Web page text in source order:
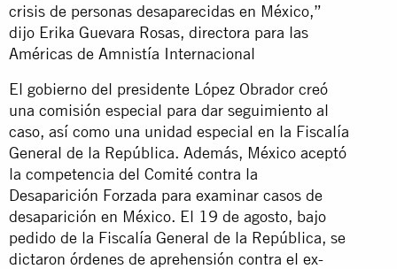
crisis de personas desaparecidas en México,”
dijo Erika Guevara Rosas, directora para las
Américas de Amnistía Internacional
El gobierno del presidente López Obrador creó
una comisión especial para dar seguimiento al
caso, así como una unidad especial en la Fiscalía
General de la República. Además, México aceptó
la competencia del Comité contra la
Desaparición Forzada para examinar casos de
desaparición en México. El 19 de agosto, bajo
pedido de la Fiscalía General de la República, se
dictaron órdenes de aprehensión contra el ex-